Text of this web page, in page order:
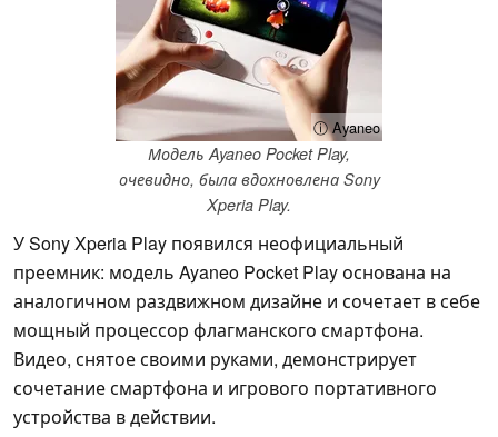
ⓘ Ayaneo
Модель Ayaneo Pocket Play,
очевидно, была вдохновлена Sony
Xperia Play.
У Sony Xperia Play появился неофициальный
преемник: модель Ayaneo Pocket Play основана на
аналогичном раздвижном дизайне и сочетает в себе
мощный процессор флагманского смартфона.
Видео, снятое своими руками, демонстрирует
сочетание смартфона и игрового портативного
устройства в действии.